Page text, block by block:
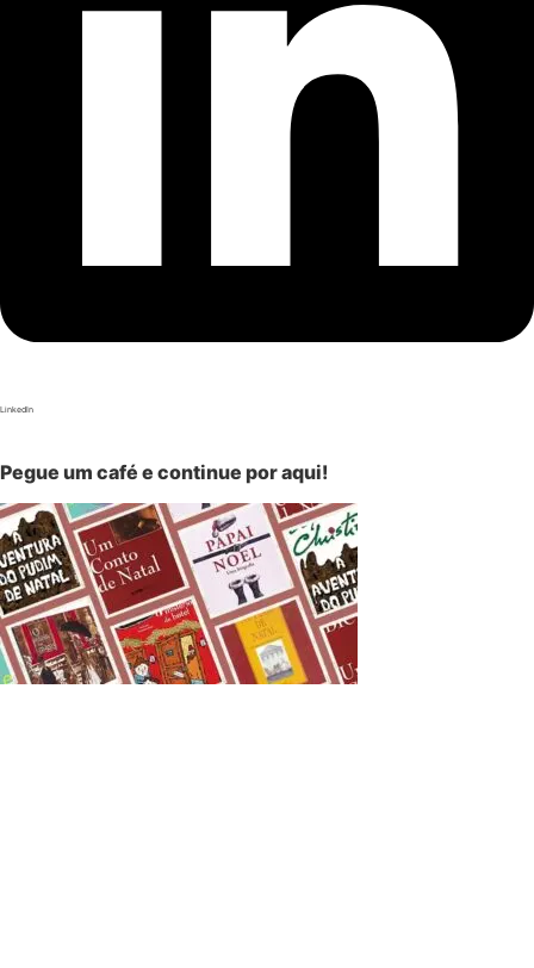
LinkedIn
Pegue um café e continue por aqui!